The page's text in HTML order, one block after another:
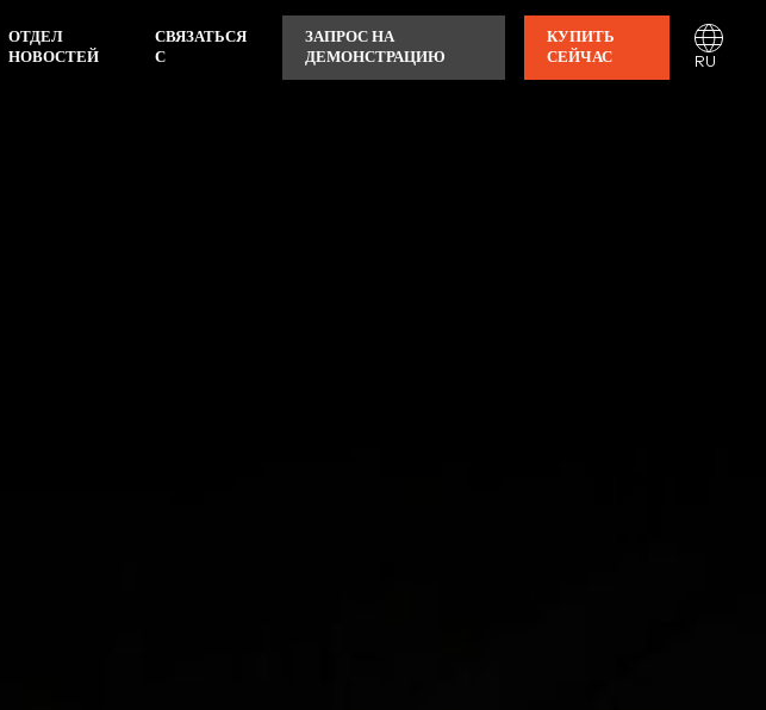
ОТДЕЛ
НОВОСТЕЙ
СВЯЗАТЬСЯ
С
ЗАПРОС НА
ДЕМОНСТРАЦИЮ
КУПИТЬ
СЕЙЧАС
RU